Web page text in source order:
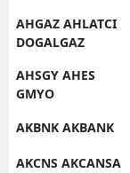
AHGAZ AHLATCI
DOGALGAZ
AHSGY AHES
GMYO
AKBNK AKBANK
AKCNS AKCANSA